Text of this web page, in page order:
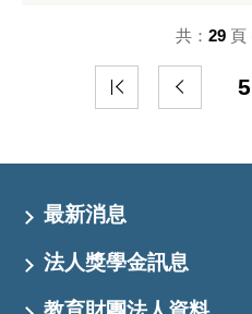
5
共： 29 頁
最新消息
法人獎學金訊息